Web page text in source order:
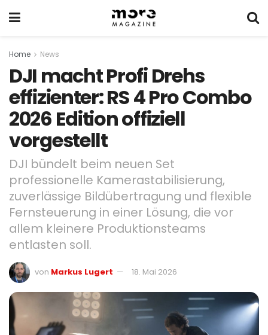
Home News
DJI macht Profi Drehs
effizienter: RS 4 Pro Combo
2026 Edition offiziell
vorgestellt
DJI bündelt beim neuen Set
professionelle Kamerastabilisierung,
zuverlässige Bildübertragung und flexible
Fernsteuerung in einer Lösung, die vor
allem kleinere Produktionsteams
entlasten soll.
von Markus Lugert 18. Mai 2026